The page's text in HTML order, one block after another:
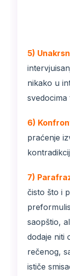
5)
nikako u
svedocima
6)
praćenje
7)
čisto što i
saopštio,
dodaje niti
rečenog,
ističe